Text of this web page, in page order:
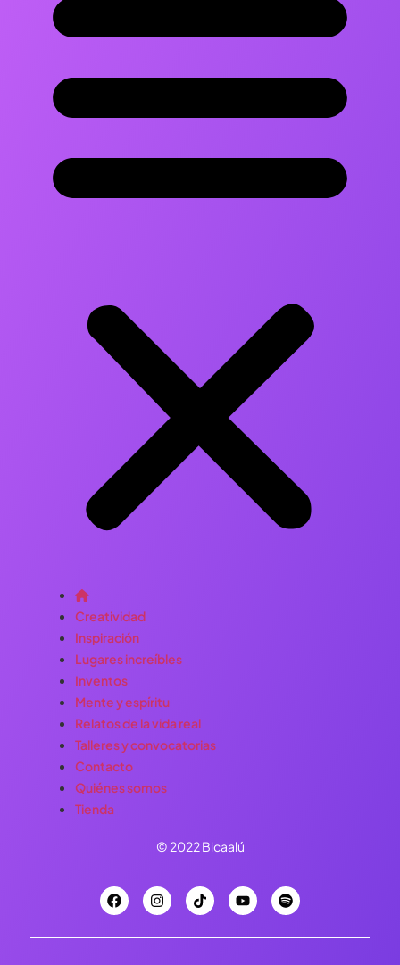
Creatividad
Inspiración
Lugares increíbles
Inventos
Mente y espíritu
Relatos de la vida real
Talleres y convocatorias
Contacto
Quiénes somos
Tienda
© 2022 Bicaalú